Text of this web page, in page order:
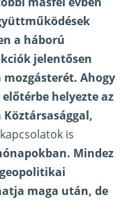
a háború
jelentősen
Ahogy
előtérbe helyezte az
is
Mindez
maga után, de